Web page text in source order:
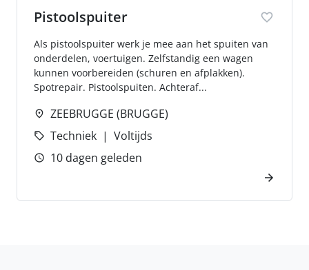
Pistoolspuiter
Als pistoolspuiter werk je mee aan het spuiten van
onderdelen, voertuigen. Zelfstandig een wagen
kunnen voorbereiden (schuren en afplakken).
Spotrepair. Pistoolspuiten. Achteraf...
ZEEBRUGGE (BRUGGE)
Techniek
Voltijds
10 dagen geleden